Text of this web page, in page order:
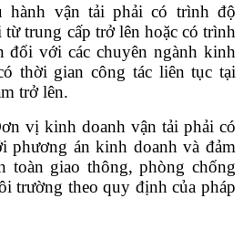
hành vận tải phải có trình độ
trung cấp trở lên hoặc có trình
đối với các chuyên ngành kinh
thời gian công tác liên tục tại
trở lên.
vị kinh doanh vận tải phải có
phương án kinh doanh và đảm
toàn giao thông, phòng chống
trường theo quy định của pháp